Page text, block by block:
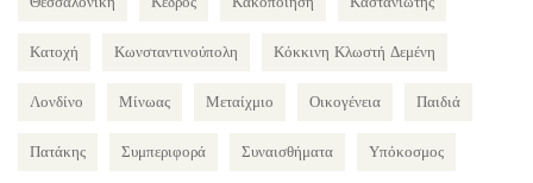
Κατοχή Κωνσταντινούπολη Κόκκινη Κλωστή Δεμένη
Λονδίνο Μίνωας Μεταίχμιο Οικογένεια Παιδιά
Πατάκης Συμπεριφορά Συναισθήματα Υπόκοσμος